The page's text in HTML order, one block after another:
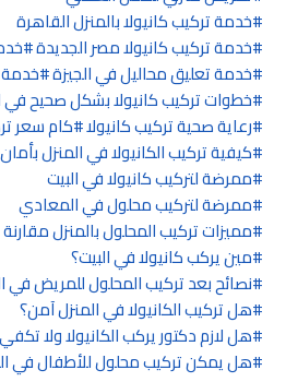
خدمة تركيب كانيولا بالمنزل القاهرة
خدمة تركيب كانيولا مصر الجديدة
خدمة تعليق محاليل في الجيزة
خطوات تركيب كانيولا بشكل صحيح في
رعاية صحية تركيب كانيولا كام سعر
كيفية تركيب الكانيولا في المنزل بأمان
ممرضة لتركيب كانيولا في البيت
ممرضة لتركيب محلول في المعادي
مميزات تركيب المحلول بالمنزل
مين يركب كانيولا في البيت؟
نصائح بعد تركيب المحلول للمريض في
هل تركيب الكانيولا في المنزل آمن؟
هل لازم دكتور يركب الكانيولا ولا
هل يمكن تركيب محلول للأطفال في